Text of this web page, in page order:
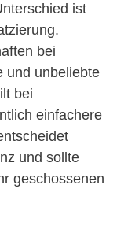
ist
bei
und unbeliebte
bei
einfachere
und sollte
geschossenen